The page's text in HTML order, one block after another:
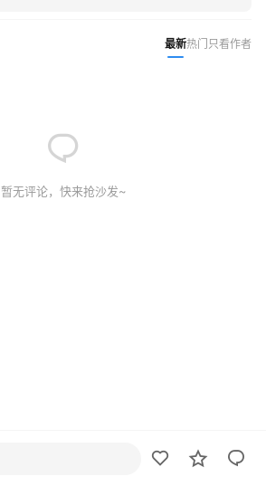
最新热门 只看作者
暂无评论，快来抢沙发~